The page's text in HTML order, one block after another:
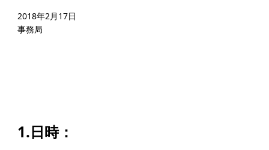
応援したいみなさんへ
組織
2018年2月17日
事務局
1.日時：